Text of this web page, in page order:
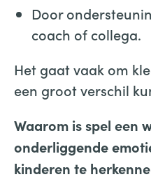
Door
coach of collega.
Het gaat vaak om
een groot verschil
Waarom is spel een
onderliggende
kinderen te